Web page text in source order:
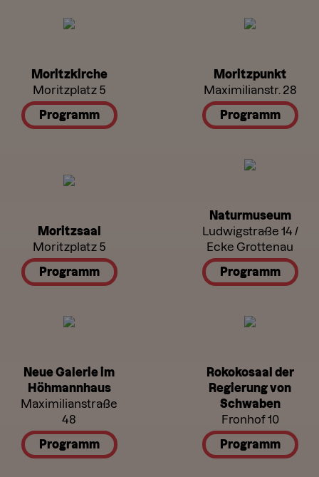
Moritzkirche
Moritzplatz 5
Programm
Moritzpunkt
Maximilianstr. 28
Programm
Moritzsaal
Moritzplatz 5
Programm
Naturmuseum
Ludwigstraße 14 /
Ecke Grottenau
Programm
Neue Galerie im
Höhmannhaus
Maximilianstraße
48
Programm
Rokokosaal der
Regierung von
Schwaben
Fronhof 10
Programm